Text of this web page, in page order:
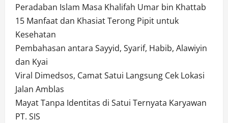
Peradaban Islam Masa Khalifah Umar bin Khattab
15 Manfaat dan Khasiat Terong Pipit untuk
Kesehatan
Pembahasan antara Sayyid, Syarif, Habib, Alawiyin
dan Kyai
Viral Dimedsos, Camat Satui Langsung Cek Lokasi
Jalan Amblas
Mayat Tanpa Identitas di Satui Ternyata Karyawan
PT. SIS